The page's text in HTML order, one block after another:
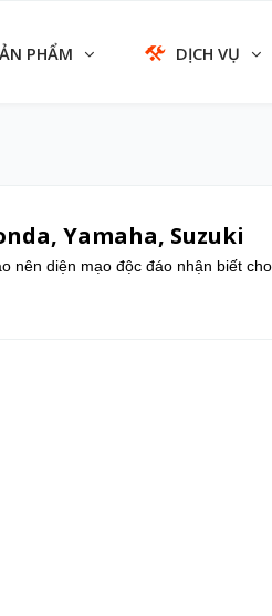
PHẨM DỊCH VỤ
Yamaha, Suzuki
nên diện mạo độc đáo nhận biết